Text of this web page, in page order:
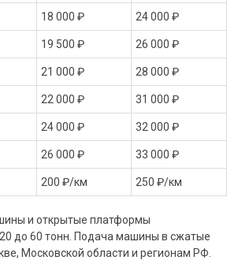
18 000 ₽ 24 000 ₽
19 500 ₽ 26 000 ₽
21 000 ₽ 28 000 ₽
22 000 ₽ 31 000 ₽
24 000 ₽ 32 000 ₽
26 000 ₽ 33 000 ₽
200 ₽/км 250 ₽/км
и открытые платформы
до 60 тонн. Подача машины в сжатые
Московской области и регионам РФ.